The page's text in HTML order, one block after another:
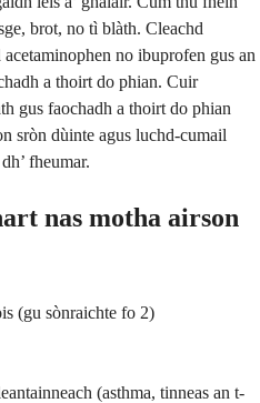
brot, no tì blàth. Cleachd
no ibuprofen gus an
a thoirt do phian. Cuir
gus faochadh a thoirt do phian
sròn dùinte agus luchd-cumail
fheumar.
nas motha airson
(gu sònraichte fo 2)
(asthma, tinneas an t-